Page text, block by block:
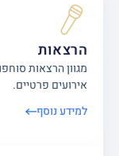
הרצאות
מגוון הרצאות
אירועים פרטיים.
למידע נוסף